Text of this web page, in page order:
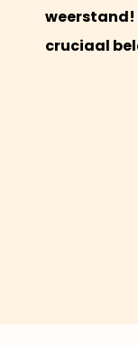
weerstand!
cruciaal